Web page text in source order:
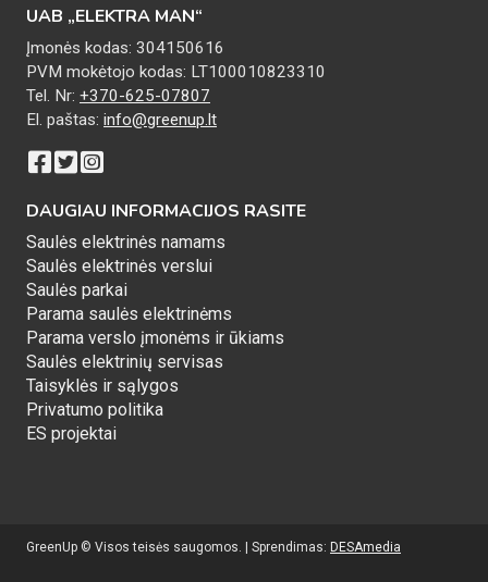
UAB „ELEKTRA MAN“
Įmonės kodas: 304150616
PVM mokėtojo kodas: LT100010823310
Tel. Nr: +370-625-07807
El. paštas: info@greenup.lt
DAUGIAU INFORMACIJOS RASITE
Saulės elektrinės namams
Saulės elektrinės verslui
Saulės parkai
Parama saulės elektrinėms
Parama verslo įmonėms ir ūkiams
Saulės elektrinių servisas
Taisyklės ir sąlygos
Privatumo politika
ES projektai
GreenUp © Visos teisės saugomos. | Sprendimas: DESAmedia